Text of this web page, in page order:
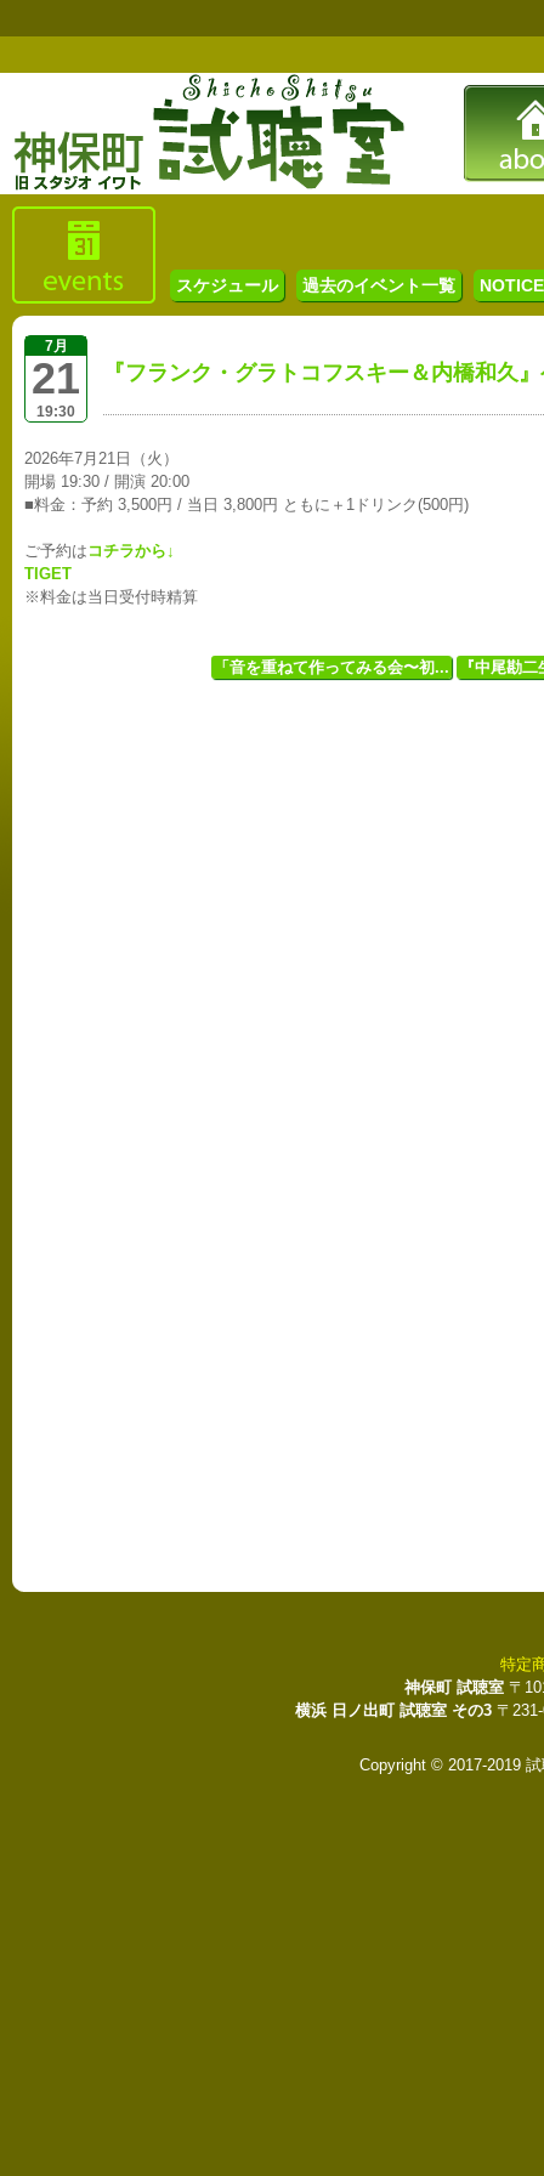
スケジュール 過去のイベント一覧
7月
21
19:30
『フランク・グラトコフスキー＆内橋和久
2026年7月21日（火）
開場 19:30 / 開演 20:00
■料金：予約 3,500円 / 当日 3,800円 ともに＋1ドリンク(500円)
ご予約は コチラから↓
TIGET
※料金は当日受付時精算
「音を重ねて作ってみる会〜初... 『中尾勘
特定
神保町 試聴室 〒
横浜 日ノ出町 試聴室 その3 〒
Copyright © 2017-2019